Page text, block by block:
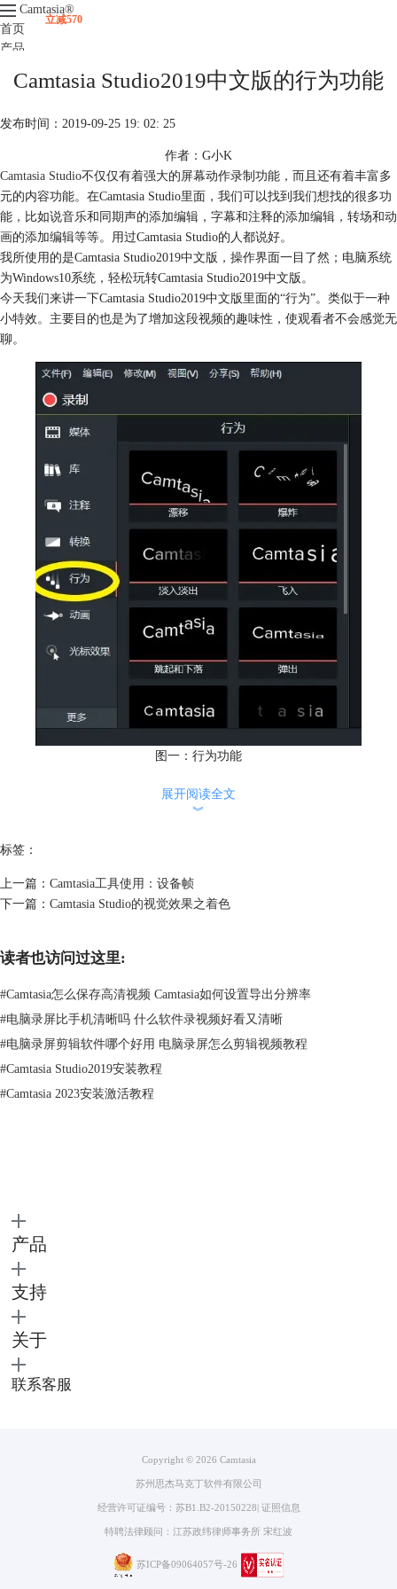
Camtasia®
首页
产品
升级
立减570
视频课程
Camtasia Studio2019中文版的行为功能
发布时间：2019-09-25 19: 02: 25
作者：G小K
Camtasia Studio不仅仅有着强大的屏幕动作录制功能，而且还有着丰富多
元的内容功能。在Camtasia Studio里面，我们可以找到我们想找的很多功
能，比如说音乐和同期声的添加编辑，字幕和注释的添加编辑，转场和动
画的添加编辑等等。用过Camtasia Studio的人都说好。
我所使用的是Camtasia Studio2019中文版，操作界面一目了然；电脑系统
为Windows10系统，轻松玩转Camtasia Studio2019中文版。
今天我们来讲一下Camtasia Studio2019中文版里面的“行为”。类似于一种
小特效。主要目的也是为了增加这段视频的趣味性，使观看者不会感觉无
聊。
图一：行为功能
在我们的功能栏当中就可以找到“行为”功能，通过图一我们可以很直观的
看到这里面有很多的“行为，如”漂移“”爆炸“”飞入“等等。接下来呢，就为
选中一个“行为拖入到我们的素材当中，这里不像“转场”一样是放在素材
在这里我们以“弹出”这个效果为例子进行讲解。下图图三是使用“弹出”后
的效果。
效果就是这个样子，以画面底边为轴线，前后的晃动，有点像不倒翁。如
果你是观众，看到这样的效果，是不是会眼前一亮呢。
以这个片段为例，一只鸟正直飞翔，本身就是运动的物体，但如果再加上
我们画面的运动，运动加运动，是不是就更加有视觉冲击力，效果就会更
好。
那么有人会问了，难道除了以底边为轴就不能以其他边了吗？当然可以
展开阅读全文
︾
标签：
上一篇： Camtasia工具使用：设备帧
下一篇： Camtasia Studio的视觉效果之着色
读者也访问过这里:
#Camtasia怎么保存高清视频 Camtasia如何设置导出分辨率
#电脑录屏比手机清晰吗 什么软件录视频好看又清晰
#电脑录屏剪辑软件哪个好用 电脑录屏怎么剪辑视频教程
#Camtasia Studio2019安装教程
#Camtasia 2023安装激活教程
产品
支持
关于
联系客服
Copyright © 2026 Camtasia
苏州思杰马克丁软件有限公司
经营许可证编号：苏B1.B2-20150228 证照信息
特聘法律顾问：江苏政纬律师事务所 宋红波
苏ICP备09064057号-26